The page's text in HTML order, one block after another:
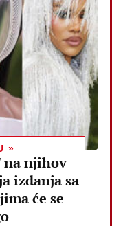
na njihov
izdanja sa
će se